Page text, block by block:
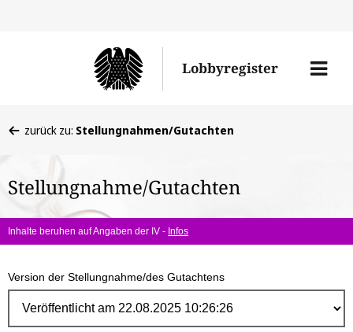
Lobbyregister
Menü
befinden
hier:
zurück zu: Stellungnahmen/Gutachten
Stellungnahme/Gutachten
Inhalte beruhen auf Angaben der IV - Infos
Version der Stellungnahme/des Gutachtens